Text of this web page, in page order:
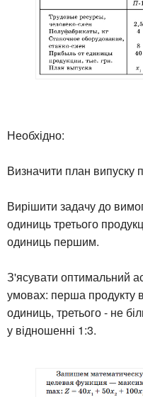
Необхідно:
Визначити план випуску
Вирішити задачу до
одиниць третього
одиниць першим.
З'ясувати оптимальний
умовах: перша продукту
одиниць, третього - не
у відношенні 1:3.